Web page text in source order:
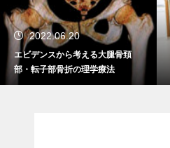
2022.06.20
エビデンスから考える大腿骨頚
部・転子部骨折の理学療法